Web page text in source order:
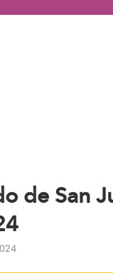
de San